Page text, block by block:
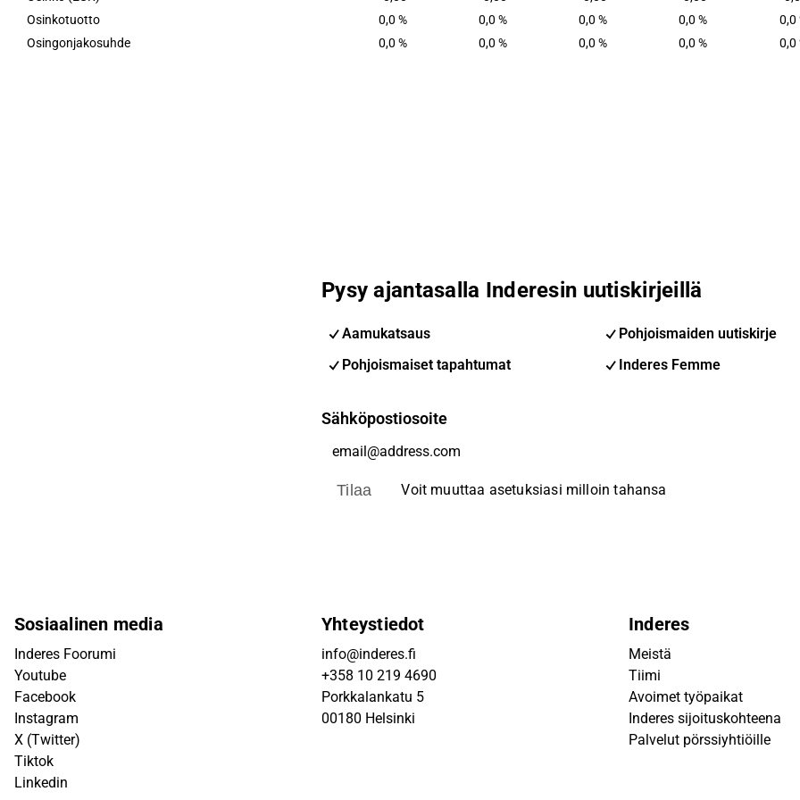
Osinkotuotto
0,0 % 0,0 % 0,0 % 0,0 % 0,0
Osingonjakosuhde
0,0 % 0,0 % 0,0 % 0,0 % 0,0
Pysy ajantasalla Inderesin uutiskirjeillä
Aamukatsaus
Pohjoismaiden uutiskirje
Pohjoismaiset tapahtumat
Inderes Femme
Sähköpostiosoite
Tilaa Voit muuttaa asetuksiasi milloin tahansa
Sosiaalinen media
Inderes Foorumi
Youtube
Facebook
Instagram
X (Twitter)
Tiktok
Linkedin
Yhteystiedot
info@inderes.fi
+358 10 219 4690
Porkkalankatu 5
00180 Helsinki
Inderes
Meistä
Tiimi
Avoimet työpaikat
Inderes sijoituskohteena
Palvelut pörssiyhtiöille